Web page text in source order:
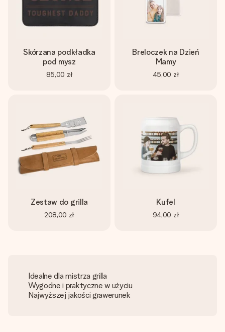
Skórzana podkładka
pod mysz
85,00 zł
Breloczek na Dzień
Mamy
45,00 zł
Zestaw do grilla
208,00 zł
Kufel
94,00 zł
Idealne dla mistrza grilla
Wygodne i praktyczne w użyciu
Najwyższej jakości grawerunek